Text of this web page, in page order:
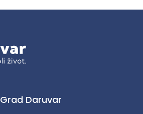
Grad Daruvar